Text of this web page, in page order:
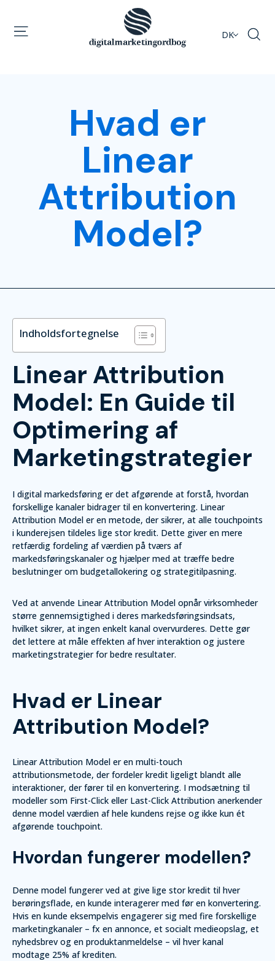
DK
Hvad er
Linear
Attribution
Model?
Indholdsfortegnelse
Linear Attribution
Model: En Guide til
Optimering af
Marketingstrategier
I digital markedsføring er det afgørende at forstå, hvordan
forskellige kanaler bidrager til en konvertering. Linear
Attribution Model er en metode, der sikrer, at alle touchpoints
i kunderejsen tildeles lige stor kredit. Dette giver en mere
retfærdig fordeling af værdien på tværs af
markedsføringskanaler og hjælper med at træffe bedre
beslutninger om budgetallokering og strategitilpasning.
Ved at anvende Linear Attribution Model opnår virksomheder
større gennemsigtighed i deres markedsføringsindsats,
hvilket sikrer, at ingen enkelt kanal overvurderes. Dette gør
det lettere at måle effekten af hver interaktion og justere
marketingstrategier for bedre resultater.
Hvad er Linear
Attribution Model?
Linear Attribution Model er en multi-touch
attributionsmetode, der fordeler kredit ligeligt blandt alle
interaktioner, der fører til en konvertering. I modsætning til
modeller som First-Click eller Last-Click Attribution anerkender
denne model værdien af hele kundens rejse og ikke kun ét
afgørende touchpoint.
Hvordan fungerer modellen?
Denne model fungerer ved at give lige stor kredit til hver
berøringsflade, en kunde interagerer med før en konvertering.
Hvis en kunde eksempelvis engagerer sig med fire forskellige
marketingkanaler – fx en annonce, et socialt medieopslag, et
nyhedsbrev og en produktanmeldelse – vil hver kanal
modtage 25% af krediten.